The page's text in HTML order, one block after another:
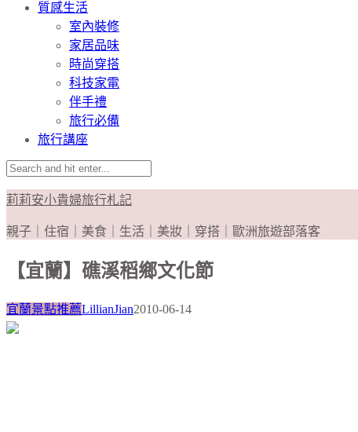
質感生活
室內裝修
家居品味
時尚穿搭
科技家電
伴手禮
旅行必備
旅行講座
莉莉安小貴婦旅行札記
親子｜住宿｜美食｜生活｜美妝｜穿搭｜歐洲旅遊部落客
【宜蘭】礁溪稻鄉文化節
宜蘭景點推薦LillianJian2010-06-14